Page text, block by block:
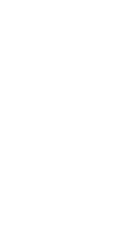
alvos dessa
se deixam envolver
e alma a Ryker.